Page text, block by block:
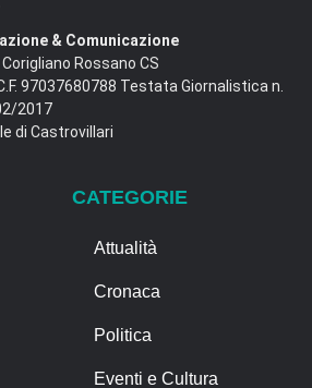
& Comunicazione
Rossano CS
97037680788 Testata Giornalistica n.
2017
di Castrovillari
CATEGORIE
Attualità
Cronaca
Politica
Eventi e Cultura